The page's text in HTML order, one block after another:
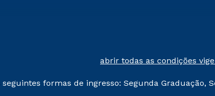
abrir todas as condições
formas de ingresso: Segunda Graduação,